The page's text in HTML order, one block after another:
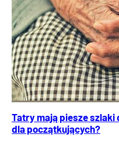
Tatry mają piesze szlaki
dla początkujących?